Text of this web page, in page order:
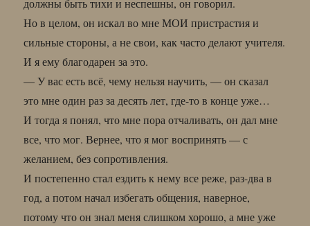
должны быть тихи и неспешны, он говорил.
Но в целом, он искал во мне МОИ пристрастия и
сильные стороны, а не свои, как часто делают учителя.
И я ему благодарен за это.
— У вас есть всё, чему нельзя научить, — он сказал
это мне один раз за десять лет, где-то в конце уже…
И тогда я понял, что мне пора отчаливать, он дал мне
все, что мог. Вернее, что я мог воспринять — с
желанием, без сопротивления.
И постепенно стал ездить к нему все реже, раз-два в
год, а потом начал избегать общения, наверное,
потому что он знал меня слишком хорошо, а мне уже